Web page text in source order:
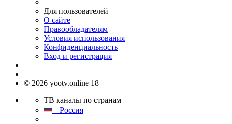
Для пользователей
О сайте
Правообладателям
Условия использования
Конфиденциальность
Вход и регистрация
© 2026 yootv.online 18+
ТВ каналы по странам
Россия